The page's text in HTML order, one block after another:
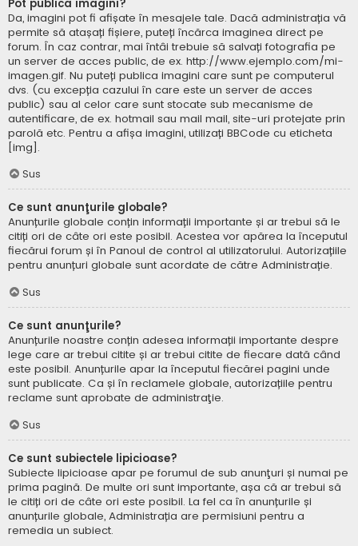
Pot publica imagini?
Da, imagini pot fi afișate în mesajele tale. Dacă administrația vă
permite să atașați fișiere, puteți încărca imaginea direct pe
forum. În caz contrar, mai întâi trebuie să salvați fotografia pe
un server de acces public, de ex. http://www.ejemplo.com/mi-
imagen.gif. Nu puteți publica imagini care sunt pe computerul
dvs. (cu excepția cazului în care este un server de acces
public) sau al celor care sunt stocate sub mecanisme de
autentificare, de ex. hotmail sau mail mail, site-uri protejate prin
parolă etc. Pentru a afișa imagini, utilizați BBCode cu eticheta
[img].
Sus
Ce sunt anunţurile globale?
Anunțurile globale conțin informații importante și ar trebui să le
citiți ori de câte ori este posibil. Acestea vor apărea la începutul
fiecărui forum și în Panoul de control al utilizatorului. Autorizațiile
pentru anunțuri globale sunt acordate de către Administrație.
Sus
Ce sunt anunţurile?
Anunțurile noastre conțin adesea informații importante despre
lege care ar trebui citite și ar trebui citite de fiecare dată când
este posibil. Anunțurile apar la începutul fiecărei pagini unde
sunt publicate. Ca și în reclamele globale, autorizațiile pentru
reclame sunt aprobate de administraţie.
Sus
Ce sunt subiectele lipicioase?
Subiecte lipicioase apar pe forumul de sub anunţuri și numai pe
prima pagină. De multe ori sunt importante, așa că ar trebui să
le citiți ori de câte ori este posibil. La fel ca în anunțurile și
anunțurile globale, Administrația are permisiuni pentru a
remedia un subiect.